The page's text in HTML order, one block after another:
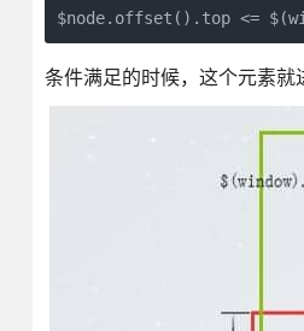
条件满足的时候，这个元素就